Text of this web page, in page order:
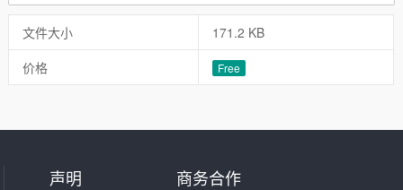
文件大小
171.2 KB
价格
Free
声明 商务合作